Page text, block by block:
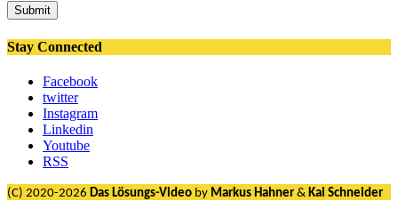
Submit
Stay Connected
Facebook
twitter
Instagram
Linkedin
Youtube
RSS
(C) 2020-2026 Das Lösungs-Video by Markus Hahner & Kai Schneider